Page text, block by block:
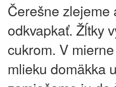
Čerešne zlejeme
odkvapkať. Žĺtky
cukrom. V
mlieku domäkka